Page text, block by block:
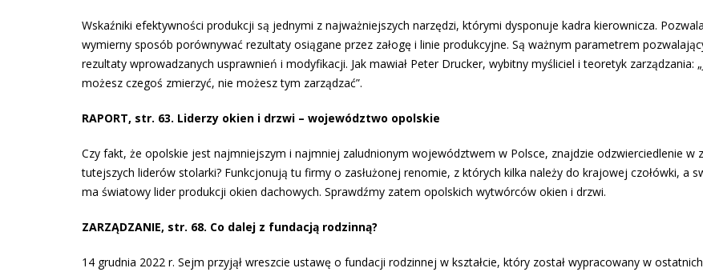
Wskaźniki efektywności produkcji są jednymi z najważniejszych narzędzi, którymi dysponuje kadra kierownicza.
wymierny sposób porównywać rezultaty osiągane przez załogę i linie produkcyjne. Są ważnym parametrem
rezultaty wprowadzanych usprawnień i modyfikacji. Jak mawiał Peter Drucker, wybitny myśliciel i teoretyk zarządzania:
możesz czegoś zmierzyć, nie możesz tym zarządzać”.
RAPORT, str. 63. Liderzy okien i drzwi – województwo opolskie
Czy fakt, że opolskie jest najmniejszym i najmniej zaludnionym województwem w Polsce, znajdzie odzwierciedlenie w
tutejszych liderów stolarki? Funkcjonują tu firmy o zasłużonej renomie, z których kilka należy do krajowej czołówki, a
ma światowy lider produkcji okien dachowych. Sprawdźmy zatem opolskich wytwórców okien i drzwi.
ZARZĄDZANIE, str. 68. Co dalej z fundacją rodzinną?
14 grudnia 2022 r. Sejm przyjął wreszcie ustawę o fundacji rodzinnej w kształcie, który został wypracowany w